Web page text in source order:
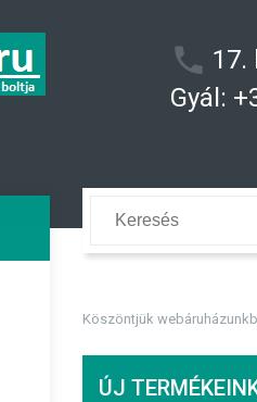
17.
Gyál:
Köszöntjük
ÚJ